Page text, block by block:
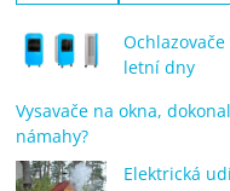
letní dny
Vysavače na okna,
námahy?
Elektrická